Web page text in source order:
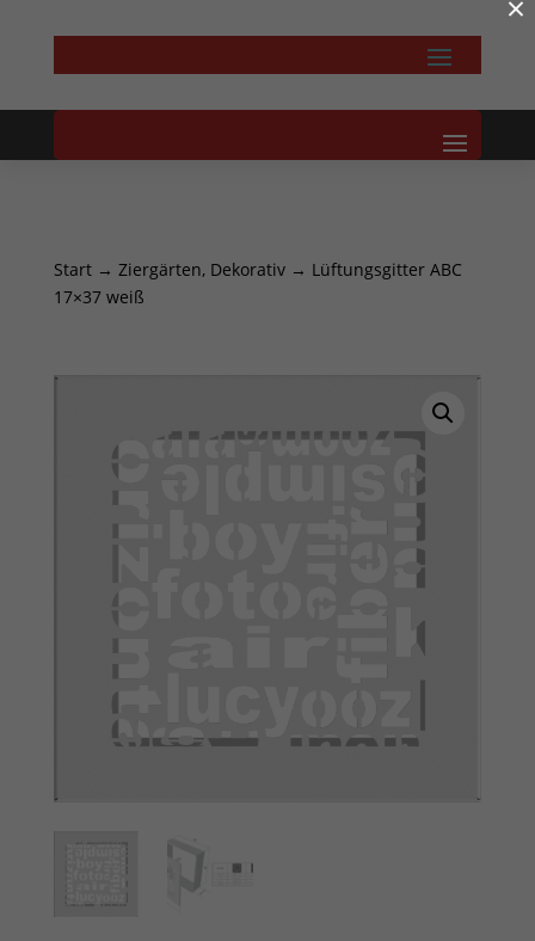
Start→ Ziergärten, Dekorativ→ Lüftungsgitter ABC
17×37 weiß